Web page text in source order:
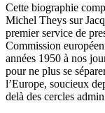
Cette biographie
Michel Theys sur
premier service de
Commission
années 1950 à nos
pour ne plus se
l’Europe, soucieux
delà des cercles